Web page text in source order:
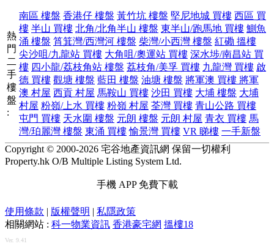
博
客
主
頁
所
有
回
應
論
壇
收
藏
熱
門
二
手
樓
盤
:
南區 樓盤 香港仔 樓盤 黃竹坑 樓盤 堅尼地城 買樓 西區 買
樓 半山 買樓 北角/北角半山 樓盤 東半山/跑馬地 買樓 鰂魚
涌 樓盤 筲箕灣/西灣河 樓盤 柴灣/小西灣 樓盤 紅磡 搵樓
尖沙咀/九龍站 買樓 大角咀/奧運站 買樓 深水埗/南昌站 買
樓 四小龍/荔枝角站 樓盤 荔枝角/美孚 買樓 九龍灣 買樓 啟
德 買樓 觀塘 樓盤 藍田 樓盤 油塘 樓盤 將軍澳 買樓 將軍
澳 村屋 西貢 村屋 馬鞍山 買樓 沙田 買樓 大埔 樓盤 大埔
村屋 粉嶺/上水 買樓 粉嶺 村屋 荃灣 買樓 青山公路 買樓
屯門 買樓 天水圍 樓盤 元朗 樓盤 元朗 村屋 青衣 買樓 馬
灣/珀麗灣 樓盤 東涌 買樓 愉景灣 買樓 VR 睇樓 一手新盤
Copyright © 2000-2026 宅谷地產資訊網 保留一切權利
Property.hk O/B Multiple Listing System Ltd.
手機 APP 免費下載
使用條款 | 版權聲明 | 私隱政策
相關網站 : 科一物業資訊 香港豪宅網 搵樓18
Ver. 9.41